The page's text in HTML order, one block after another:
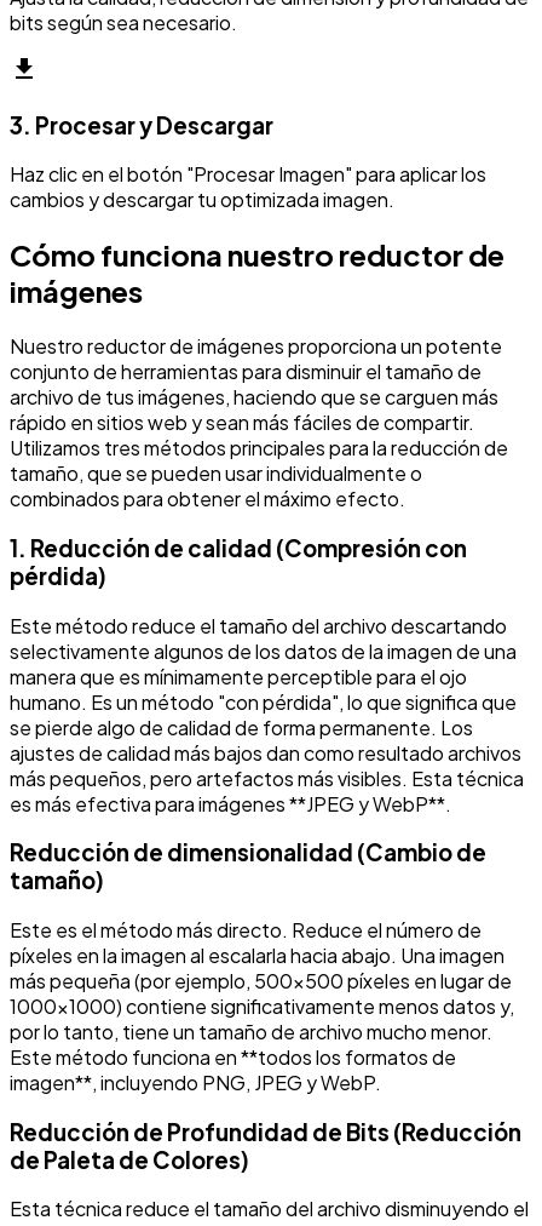
bits según sea necesario.
download
3. Procesar y Descargar
Haz clic en el botón "Procesar Imagen" para aplicar los
cambios y descargar tu optimizada imagen.
Cómo funciona nuestro reductor de
imágenes
Nuestro reductor de imágenes proporciona un potente
conjunto de herramientas para disminuir el tamaño de
archivo de tus imágenes, haciendo que se carguen más
rápido en sitios web y sean más fáciles de compartir.
Utilizamos tres métodos principales para la reducción de
tamaño, que se pueden usar individualmente o
combinados para obtener el máximo efecto.
1. Reducción de calidad (Compresión con
pérdida)
Este método reduce el tamaño del archivo descartando
selectivamente algunos de los datos de la imagen de una
manera que es mínimamente perceptible para el ojo
humano. Es un método "con pérdida", lo que significa que
se pierde algo de calidad de forma permanente. Los
ajustes de calidad más bajos dan como resultado archivos
más pequeños, pero artefactos más visibles. Esta técnica
es más efectiva para imágenes **JPEG y WebP**.
Reducción de dimensionalidad (Cambio de
tamaño)
Este es el método más directo. Reduce el número de
píxeles en la imagen al escalarla hacia abajo. Una imagen
más pequeña (por ejemplo, 500x500 píxeles en lugar de
1000x1000) contiene significativamente menos datos y,
por lo tanto, tiene un tamaño de archivo mucho menor.
Este método funciona en **todos los formatos de
imagen**, incluyendo PNG, JPEG y WebP.
Reducción de Profundidad de Bits (Reducción
de Paleta de Colores)
Esta técnica reduce el tamaño del archivo disminuyendo el